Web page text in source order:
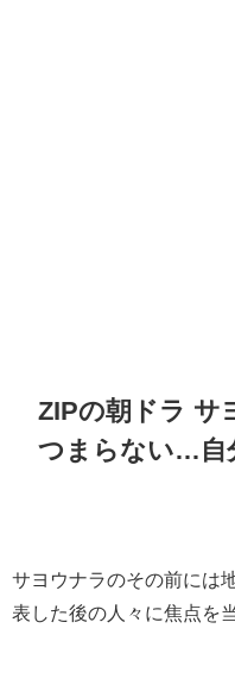
ZIPの朝ドラ サ
つまらない…自
サヨウナラのその前には
表した後の人々に焦点を